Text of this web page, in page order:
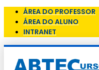
ÁREA DO PROFESSOR
ÁREA DO ALUNO
INTRANET